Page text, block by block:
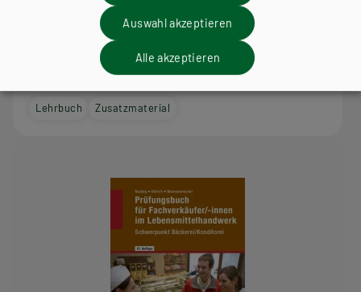
BS GEWERBLICH HUT
Fachmathematik - Verkauf in Bäckerei und
Lehrbuch Zusatzmaterial
Auswahl akzeptieren
Alle akzeptieren